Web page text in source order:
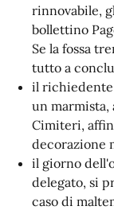
rinnovabile,
bollettino
Se la fossa
tutto a
il
un
Cimiteri,
decorazione
il giorno
delegato, si
caso di